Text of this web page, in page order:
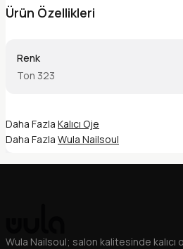
Ürün Özellikleri
Renk
Ton 323
Daha Fazla Kalıcı Oje
Daha Fazla Wula Nailsoul
Wula Nailsoul; salon kalitesinde